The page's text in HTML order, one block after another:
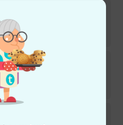
357
98x40x48 Wheels
480